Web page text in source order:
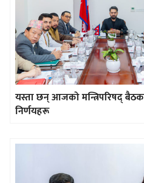
यस्ता छन् आजको मन्त्रिपरिषद्
निर्णयहरू